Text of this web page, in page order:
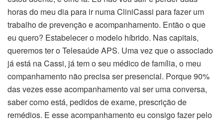
horas do meu dia para ir numa CliniCassi para fazer um
trabalho de prevenção e acompanhamento. Então o que
eu quero? Estabelecer o modelo híbrido. Nas capitais,
queremos ter o Telesaúde APS. Uma vez que o associado
já está na Cassi, já tem o seu médico de família, o meu
companhamento não precisa ser presencial. Porque 90%
das vezes esse acompanhamento vai ser uma conversa,
saber como está, pedidos de exame, prescrição de
remédios. E esse acompanhamento eu consigo fazer pelo